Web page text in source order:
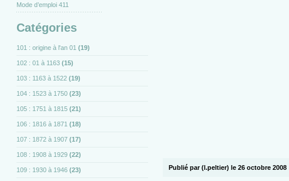
Mode d’emploi 411
Catégories
101 : origine à l'an 01 (19)
102 : 01 à 1163 (15)
103 : 1163 à 1522 (19)
104 : 1523 à 1750 (23)
105 : 1751 à 1815 (21)
106 : 1816 à 1871 (18)
107 : 1872 à 1907 (17)
108 : 1908 à 1929 (22)
109 : 1930 à 1946 (23) Publié par (l.peltier) le 26 octobre 2008